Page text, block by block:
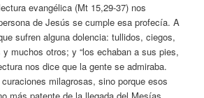
evangélica (Mt 15,29-37) nos
de Jesús se cumple esa profecía. A
sufren alguna dolencia: tullidos, ciegos,
muchos otros; y “los echaban a sus pies,
nos dice que la gente se admiraba.
milagrosas, sino porque esos